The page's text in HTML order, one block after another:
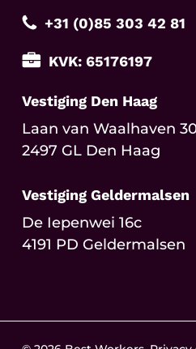
+31 (0)85 303 42 81
KVK: 65176197
Vestiging Den Haag
Laan van Waalhaven
2497 GL Den Haag
Vestiging Geldermalsen
De Iepenwei 16c
4191 PD Geldermalsen